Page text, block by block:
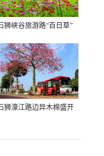
狮峡谷旅游路“百日草”
相斗艳
狮濠江路边异木棉盛开